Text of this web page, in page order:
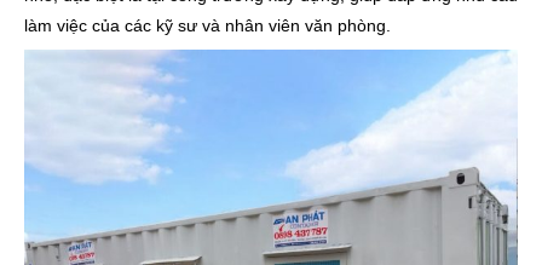
làm việc của các kỹ sư và nhân viên văn phòng.